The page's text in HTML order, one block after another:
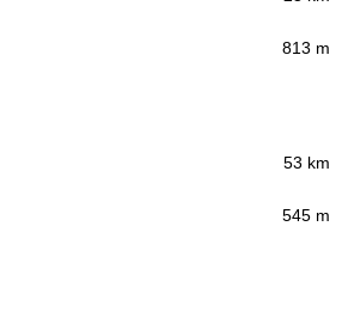
813 m
53 km
545 m